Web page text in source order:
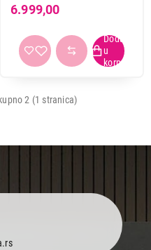
6.999,00
2 (1 stranica)